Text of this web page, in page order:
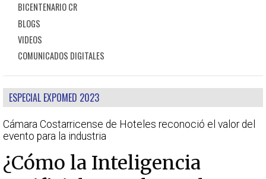
BICENTENARIO CR
BLOGS
VIDEOS
COMUNICADOS DIGITALES
ESPECIAL EXPOMED 2023
Cámara Costarricense de Hoteles reconoció el valor del
evento para la industria
¿Cómo la Inteligencia